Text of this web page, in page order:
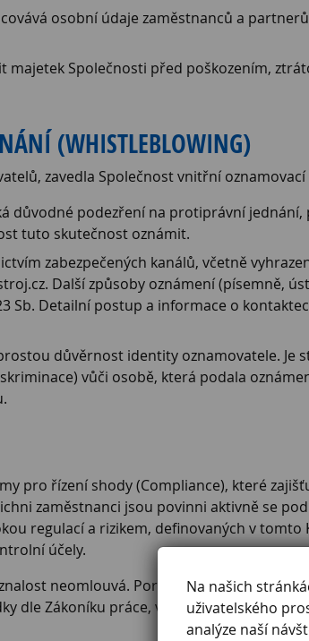
Na našich
uživatelského
analýze naší
osobní údaje zaměstnanců a
Společnosti před poškozením,
(WHISTLEBLOWING)
zavedla Společnost vnitřní oznamovací
důvodné podezření na protiprávní
tuto skutečnost oznámit.
zabezpečených kanálů, včetně
Další způsoby oznámení (písemně,
Sb. Detailní postup a informace o
důvěrnost identity oznamovatele. Je
vůči osobě, která podala
pro řízení shody (Compliance), které
zaměstnanci jsou povinni aktivně se
regulací a rizikem, definovaných v tomto
účely.
neomlouvá. Porušení zásad zde
dle Zákoníku práce, v krajních případech